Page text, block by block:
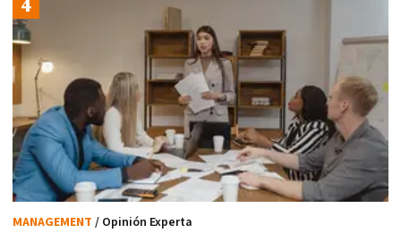
MANAGEMENT / Opinión Experta